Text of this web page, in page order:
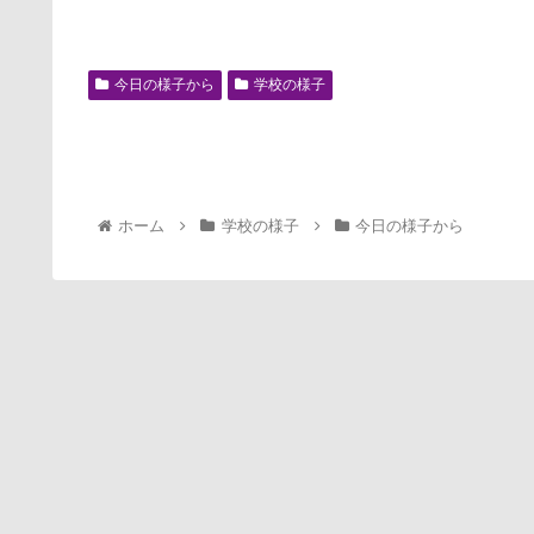
今日の様子から 学校の様子
ホーム 学校の様子 今日の様子から